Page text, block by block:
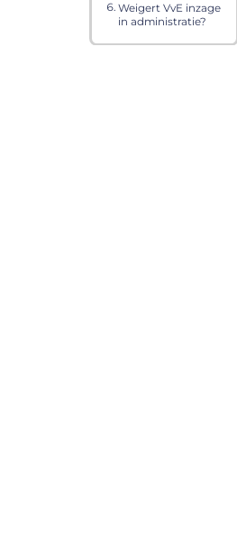
Weigert VvE inzage
in administratie?